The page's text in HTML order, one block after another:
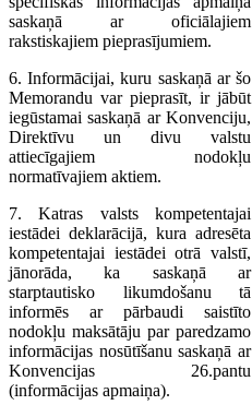
saskaņā ar oficiālajiem
rakstiskajiem pieprasījumiem.
6. Informācijai, kuru saskaņā ar šo
Memorandu var pieprasīt, ir jābūt
iegūstamai saskaņā ar Konvenciju,
Direktīvu un divu valstu
attiecīgajiem nodokļu
normatīvajiem aktiem.
7. Katras valsts kompetentajai
iestādei deklarācijā, kura adresēta
kompetentajai iestādei otrā valstī,
jānorāda, ka saskaņā ar
starptautisko likumdošanu tā
informēs ar pārbaudi saistīto
nodokļu maksātāju par paredzamo
informācijas nosūtīšanu saskaņā ar
Konvencijas 26.pantu
(informācijas apmaiņa).